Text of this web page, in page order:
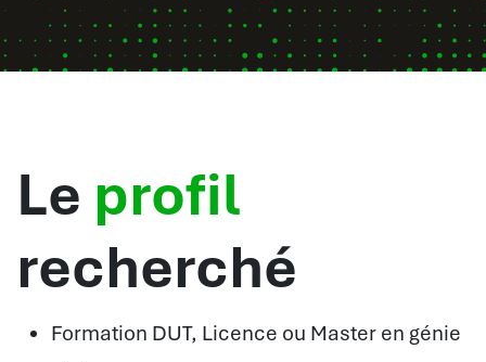
Le profil
recherché
Formation DUT, Licence ou Master en génie